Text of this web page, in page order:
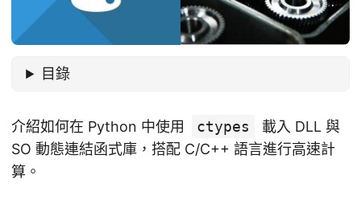
目錄
介紹如何在 Python 中使用 ctypes
載入 DLL 與
SO 動態連結函式庫，搭配 C/C++ 語言進行高速計
算。